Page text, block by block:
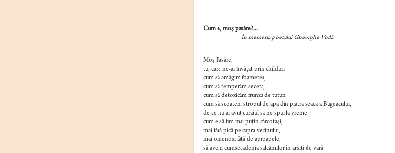
Cum e, moş pasăre?...
În memoria poetului Gheorghe Vodă
Moş Pasăre,
tu, care ne-ai învăţat prin childuri
cum să amăgim foametea,
cum să temperăm seceta,
cum să detoxicăm frunza de tutun,
cum să scoatem stropul de apă din piatra seacă a Bugeacului,
de ce nu ai avut curajul să ne spui la vreme
cum e să fim mai puţin cârcotaşi,
mai fără pică pe capra vecinului,
mai omenoşi faţă de aproapele,
să avem cumsecădenia salcâmilor în arşiţi de vară